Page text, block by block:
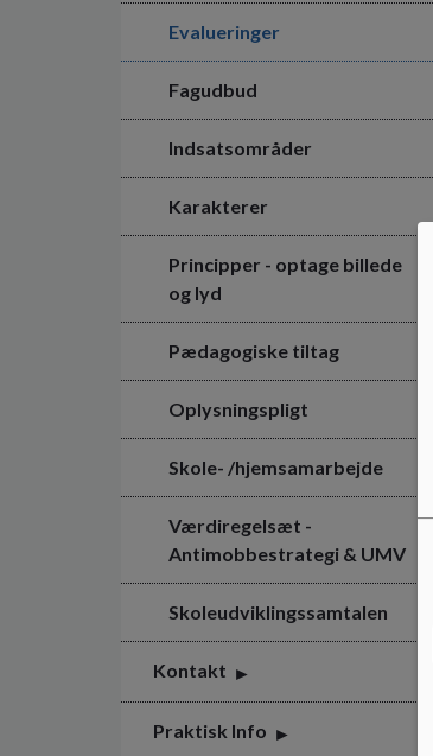
Evalueringer
Fagudbud
Indsatsområder
Karakterer
Principper - optage billede
og lyd
Pædagogiske tiltag
Oplysningspligt
Skole- /hjemsamarbejde
Værdiregelsæt -
Antimobbestrategi & UMV
Skoleudviklingssamtalen
Kontakt
Praktisk Info